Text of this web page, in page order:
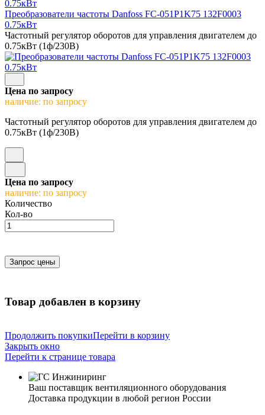
Преобразователи частоты Danfoss FC-051P1K75 132F0003
0.75кВт
Частотный регулятор оборотов для управления двигателем до
0.75кВт (1ф/230В)
Цена по запросу
наличие: по запросу
Частотный регулятор оборотов для управления двигателем до
0.75кВт (1ф/230В)
Цена по запросу
наличие: по запросу
Количество
Кол-во
Товар добавлен в корзину
Продолжить покупкиПерейти в корзину
Закрыть окно
Перейти к странице товара
Ваш поставщик вентиляционного оборудования
Доставка продукции в любой регион России